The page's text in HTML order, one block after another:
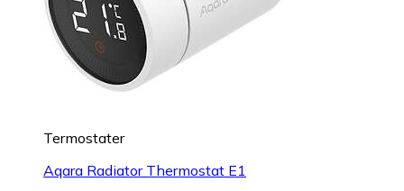
Termostater
Aqara Radiator Thermostat E1